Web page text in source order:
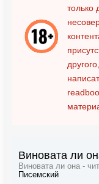
только
Виновата ли
Виновата ли она -
Писемский